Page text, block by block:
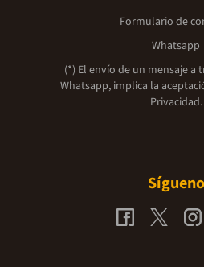
Formulario de
Whatsapp
(*) El envío de un mensaje a
Whatsapp, implica la
Privacidad.